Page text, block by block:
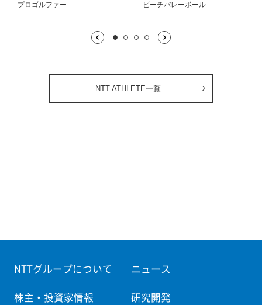
プロゴルファー ビーチバレーボール
1枚目表示中
2枚目3枚目
4枚目
NTT ATHLETE一覧
NTTグループについて ニュース
株主・投資家情報 研究開発